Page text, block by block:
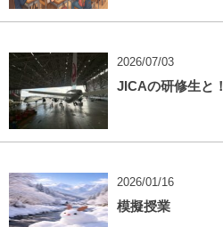
2026/07/03
JICAの研修生と！
2026/01/16
模擬授業